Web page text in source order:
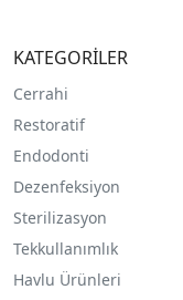
KATEGORİLER
Cerrahi
Restoratif
Endodonti
Dezenfeksiyon
Sterilizasyon
Tekkullanımlık
Havlu Ürünleri